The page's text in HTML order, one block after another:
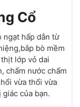
Cổ
ngạt hấp dẫn từ
bò mềm
lớp vỏ dai
chấm nước chấm
vừa thổi vừa
của bạn.